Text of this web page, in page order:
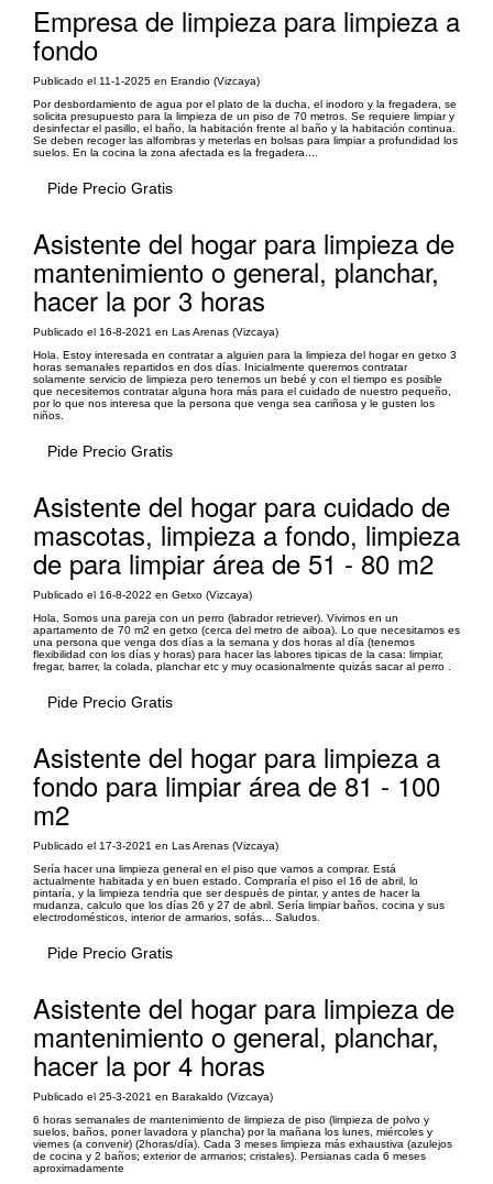
Empresa de limpieza para limpieza a
fondo
Publicado el 11-1-2025 en Erandio (Vizcaya)
Por desbordamiento de agua por el plato de la ducha, el inodoro y la fregadera, se
solicita presupuesto para la limpieza de un piso de 70 metros. Se requiere limpiar y
desinfectar el pasillo, el baño, la habitación frente al baño y la habitación continua.
Se deben recoger las alfombras y meterlas en bolsas para limpiar a profundidad los
suelos. En la cocina la zona afectada es la fregadera....
Pide Precio Gratis
Asistente del hogar para limpieza de
mantenimiento o general, planchar,
hacer la por 3 horas
Publicado el 16-8-2021 en Las Arenas (Vizcaya)
Hola. Estoy interesada en contratar a alguien para la limpieza del hogar en getxo 3
horas semanales repartidos en dos días. Inicialmente queremos contratar
solamente servicio de limpieza pero tenemos un bebé y con el tiempo es posible
que necesitemos contratar alguna hora más para el cuidado de nuestro pequeño,
por lo que nos interesa que la persona que venga sea cariñosa y le gusten los
niños.
Pide Precio Gratis
Asistente del hogar para cuidado de
mascotas, limpieza a fondo, limpieza
de para limpiar área de 51 - 80 m2
Publicado el 16-8-2022 en Getxo (Vizcaya)
Hola, Somos una pareja con un perro (labrador retriever). Vivimos en un
apartamento de 70 m2 en getxo (cerca del metro de aiboa). Lo que necesitamos es
una persona que venga dos días a la semana y dos horas al día (tenemos
flexibilidad con los días y horas) para hacer las labores tipicas de la casa: limpiar,
fregar, barrer, la colada, planchar etc y muy ocasionalmente quizás sacar al perro .
Pide Precio Gratis
Asistente del hogar para limpieza a
fondo para limpiar área de 81 - 100
m2
Publicado el 17-3-2021 en Las Arenas (Vizcaya)
Sería hacer una limpieza general en el piso que vamos a comprar. Está
actualmente habitada y en buen estado. Compraría el piso el 16 de abril, lo
pintaría, y la limpieza tendría que ser después de pintar, y antes de hacer la
mudanza, calculo que los días 26 y 27 de abril. Sería limpiar baños, cocina y sus
electrodomésticos, interior de armarios, sofás... Saludos.
Pide Precio Gratis
Asistente del hogar para limpieza de
mantenimiento o general, planchar,
hacer la por 4 horas
Publicado el 25-3-2021 en Barakaldo (Vizcaya)
6 horas semanales de mantenimiento de limpieza de piso (limpieza de polvo y
suelos, baños, poner lavadora y plancha) por la mañana los lunes, miércoles y
viernes (a convenir) (2horas/día). Cada 3 meses limpieza más exhaustiva (azulejos
de cocina y 2 baños; exterior de armarios; cristales). Persianas cada 6 meses
aproximadamente